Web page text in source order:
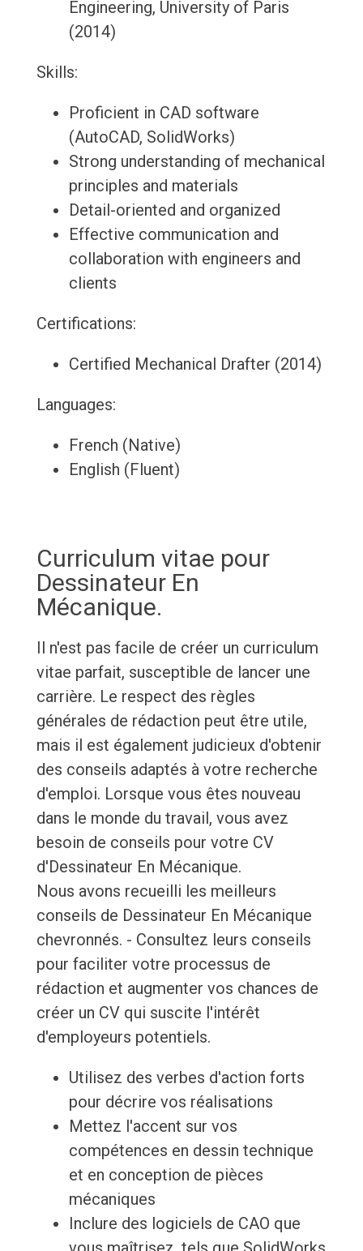
Engineering, University of Paris
(2014)
Skills:
Proficient in CAD software
(AutoCAD, SolidWorks)
Strong understanding of mechanical
principles and materials
Detail-oriented and organized
Effective communication and
collaboration with engineers and
clients
Certifications:
Certified Mechanical Drafter (2014)
Languages:
French (Native)
English (Fluent)
Curriculum vitae pour
Dessinateur En
Mécanique.
Il n'est pas facile de créer un curriculum
vitae parfait, susceptible de lancer une
carrière. Le respect des règles
générales de rédaction peut être utile,
mais il est également judicieux d'obtenir
des conseils adaptés à votre recherche
d'emploi. Lorsque vous êtes nouveau
dans le monde du travail, vous avez
besoin de conseils pour votre CV
d'Dessinateur En Mécanique.
Nous avons recueilli les meilleurs
conseils de Dessinateur En Mécanique
chevronnés. - Consultez leurs conseils
pour faciliter votre processus de
rédaction et augmenter vos chances de
créer un CV qui suscite l'intérêt
d'employeurs potentiels.
Utilisez des verbes d'action forts
pour décrire vos réalisations
Mettez l'accent sur vos
compétences en dessin technique
et en conception de pièces
mécaniques
Inclure des logiciels de CAO que